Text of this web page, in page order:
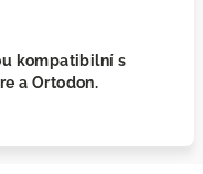
kompatibilní s
a Ortodon.